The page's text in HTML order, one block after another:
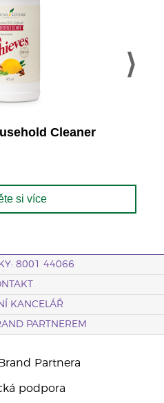
Cleaner
si více
8001 44066
KANCELÁŘ
PARTNEREM
Partnera
podpora